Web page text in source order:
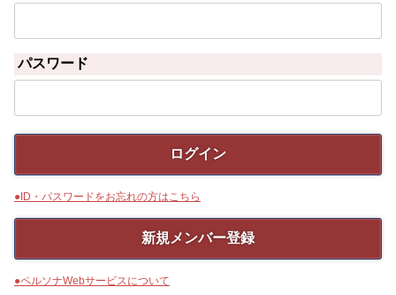
パスワード
●ID・パスワードをお忘れの方はこちら
新規メンバー登録
●ペルソナWebサービスについて